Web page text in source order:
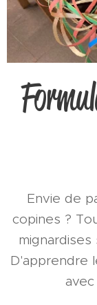
Envie de
copines ?
D'apprendre